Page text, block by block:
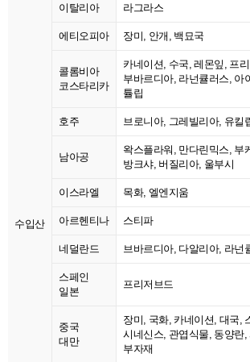
수입산
이탈리아 라그라스
에티오피아 장미, 안개, 백묘국
콜롬비아
코스타리카
카네이션, 수국, 레몬잎, 프
부바르디아, 라넌큘러스, 아
튤립
호주 브로니아, 그레빌리아, 유킬
남아공
왁스플라워, 만다린믹스, 부
방크샤, 버질리아, 울부시
이스라엘 목화, 엘엔지움
아르헨티나 스티파
네덜란드 브바르디아, 다알리아, 라넌
스페인
일본
프리저브드
중국
대만
장미, 국화, 카네이션, 대국,
시네신스, 관엽식물, 동양란,
부자재